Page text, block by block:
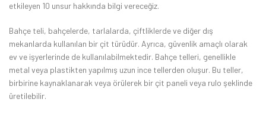
etkileyen 10 unsur hakkında bilgi vereceğiz.
Bahçe teli, bahçelerde, tarlalarda, çiftliklerde ve diğer dış
mekanlarda kullanılan bir çit türüdür. Ayrıca, güvenlik amaçlı olarak
ev ve işyerlerinde de kullanılabilmektedir. Bahçe telleri, genellikle
metal veya plastikten yapılmış uzun ince tellerden oluşur. Bu teller,
birbirine kaynaklanarak veya örülerek bir çit paneli veya rulo şeklinde
üretilebilir.